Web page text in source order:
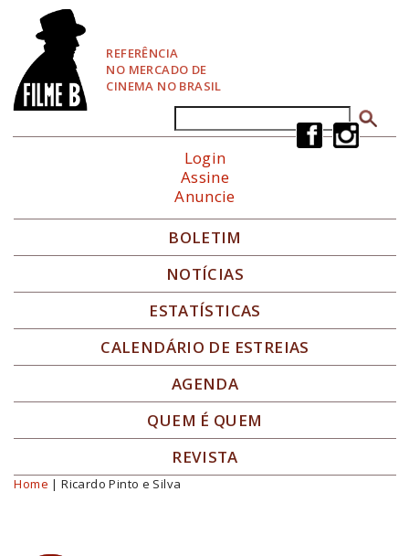
REFERÊNCIA
NO MERCADO DE
CINEMA NO BRASIL
Formulário de busca
Login
Assine
Anuncie
BOLETIM
NOTÍCIAS
ESTATÍSTICAS
CALENDÁRIO DE ESTREIAS
AGENDA
QUEM É QUEM
REVISTA
Você está aqui
Home | Ricardo Pinto e Silva